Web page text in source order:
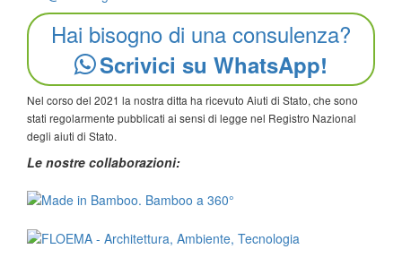
Hai bisogno di una consulenza?
Scrivici su WhatsApp!
Nel corso del 2021 la nostra ditta ha ricevuto Aiuti di Stato, che sono
stati regolarmente pubblicati ai sensi di legge nel Registro Nazional
degli aiuti di Stato.
Le nostre collaborazioni: